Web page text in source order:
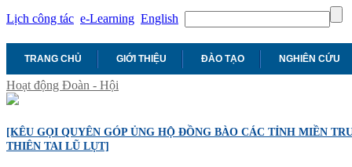
Lịch công tác e-Learning English
TRANG CHỦ GIỚI THIỆU ĐÀO TẠO NGHIÊN CỨU
Hoạt động Đoàn - Hội
[KÊU GỌI QUYÊN GÓP ỦNG HỘ ĐỒNG BÀO CÁC TỈNH MIỀN
THIÊN TAI LŨ LỤT]